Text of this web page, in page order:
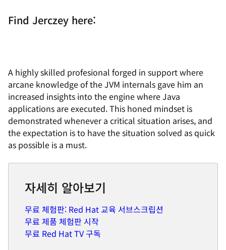
Find Jerczey here:
A highly skilled profesional forged in support where
arcane knowledge of the JVM internals gave him an
increased insights into the engine where Java
applications are executed. This honed mindset is
demonstrated whenever a critical situation arises, and
the expectation is to have the situation solved as quick
as possible is a must.
자세히 알아보기
무료 체험판: Red Hat 교육 서브스크립션
무료 제품 체험판 시작
무료 Red Hat TV 구독